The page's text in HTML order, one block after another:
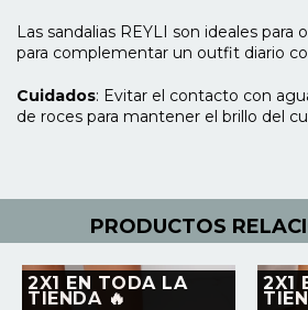
Las sandalias REYLI son ideales para
para complementar un outfit diario
Cuidados: Evitar el contacto con
de roces para mantener el brillo del
PRODUCTOS
2X1 EN TODA LA
TIENDA 🔥
2X1